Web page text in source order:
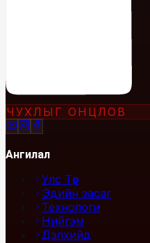
ЧУХЛЫГ ОНЦЛОВ
Ангилал
Улс Төр
Эдийн засаг
Технологи
Нийгэм
Дэлхийд